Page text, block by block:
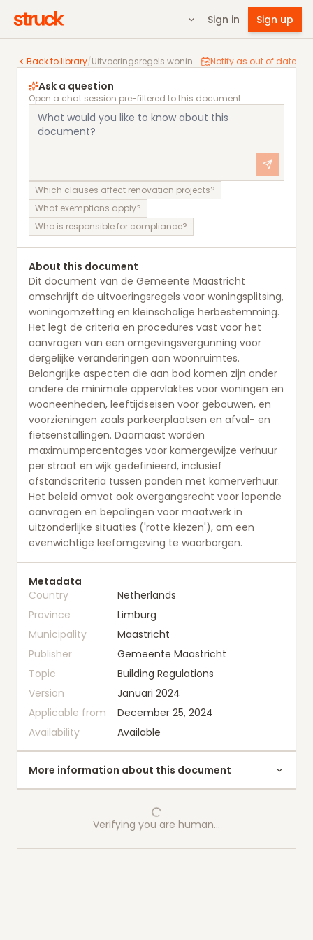
Sign in Sign up
Back to library/ Uitvoeringsregels woningsplitsing, woningomzetting en kleinschalige herbestemming Notify as out of date
Uitvoeringsregels woningsplitsing, woningomzetting
Ask a question
Open a chat session pre-filtered to this document.
Which clauses affect renovation projects?
What exemptions apply?
Who is responsible for compliance?
About this document
Dit document van de Gemeente Maastricht
omschrijft de uitvoeringsregels voor woningsplitsing,
woningomzetting en kleinschalige herbestemming.
Het legt de criteria en procedures vast voor het
aanvragen van een omgevingsvergunning voor
dergelijke veranderingen aan woonruimtes.
Belangrijke aspecten die aan bod komen zijn onder
andere de minimale oppervlaktes voor woningen en
wooneenheden, leeftijdseisen voor gebouwen, en
voorzieningen zoals parkeerplaatsen en afval- en
fietsenstallingen. Daarnaast worden
maximumpercentages voor kamergewijze verhuur
per straat en wijk gedefinieerd, inclusief
afstandscriteria tussen panden met kamerverhuur.
Het beleid omvat ook overgangsrecht voor lopende
aanvragen en bepalingen voor maatwerk in
uitzonderlijke situaties ('rotte kiezen'), om een
evenwichtige leefomgeving te waarborgen.
Metadata
Country
Netherlands
Province
Limburg
Municipality
Maastricht
Publisher
Gemeente Maastricht
Topic
Building Regulations
Version
Januari 2024
Applicable from
December 25, 2024
Availability
Available
More information about this document
Verifying you are human…